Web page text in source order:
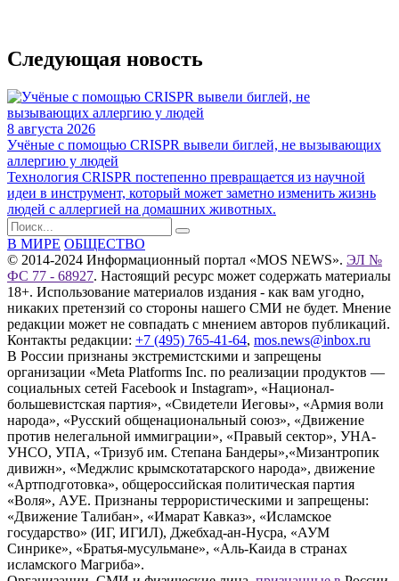
Следующая новость
8 августа 2026
Учёные с помощью CRISPR вывели биглей, не вызывающих
аллергию у людей
Технология CRISPR постепенно превращается из научной
идеи в инструмент, который может заметно изменить жизнь
людей с аллергией на домашних животных.
В МИРЕ ОБЩЕСТВО
© 2014-2024 Информационный портал «MOS NEWS». ЭЛ №
ФС 77 - 68927. Настоящий ресурс может содержать материалы
18+. Использование материалов издания - как вам угодно,
никаких претензий со стороны нашего СМИ не будет. Мнение
редакции может не совпадать с мнением авторов публикаций.
Контакты редакции: +7 (495) 765-41-64, mos.news@inbox.ru
В России признаны экстремистскими и запрещены
организации «Meta Platforms Inc. по реализации продуктов —
социальных сетей Facebook и Instagram», «Национал-
большевистская партия», «Свидетели Иеговы», «Армия воли
народа», «Русский общенациональный союз», «Движение
против нелегальной иммиграции», «Правый сектор», УНА-
УНСО, УПА, «Тризуб им. Степана Бандеры»,«Мизантропик
дивижн», «Меджлис крымскотатарского народа», движение
«Артподготовка», общероссийская политическая партия
«Воля», АУЕ. Признаны террористическими и запрещены:
«Движение Талибан», «Имарат Кавказ», «Исламское
государство» (ИГ, ИГИЛ), Джебхад-ан-Нусра, «АУМ
Синрике», «Братья-мусульмане», «Аль-Каида в странах
исламского Магриба».